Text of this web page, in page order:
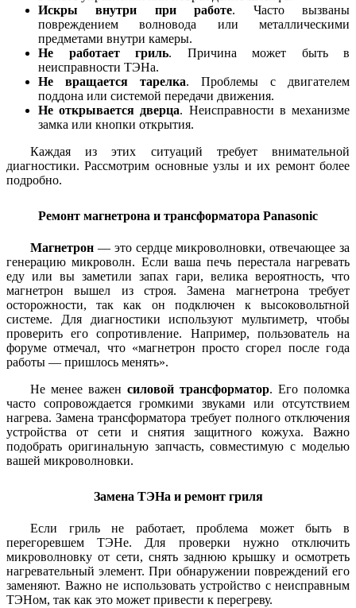
Искры внутри при работе. Часто вызваны
повреждением волновода или металлическими
предметами внутри камеры.
Не работает гриль. Причина может быть в
неисправности ТЭНа.
Не вращается тарелка. Проблемы с двигателем
поддона или системой передачи движения.
Не открывается дверца. Неисправности в механизме
замка или кнопки открытия.
Каждая из этих ситуаций требует внимательной
диагностики. Рассмотрим основные узлы и их ремонт более
подробно.
Ремонт магнетрона и трансформатора Panasonic
Магнетрон — это сердце микроволновки, отвечающее за
генерацию микроволн. Если ваша печь перестала нагревать
еду или вы заметили запах гари, велика вероятность, что
магнетрон вышел из строя. Замена магнетрона требует
осторожности, так как он подключен к высоковольтной
системе. Для диагностики используют мультиметр, чтобы
проверить его сопротивление. Например, пользователь на
форуме отмечал, что «магнетрон просто сгорел после года
работы — пришлось менять».
Не менее важен силовой трансформатор. Его поломка
часто сопровождается громкими звуками или отсутствием
нагрева. Замена трансформатора требует полного отключения
устройства от сети и снятия защитного кожуха. Важно
подобрать оригинальную запчасть, совместимую с моделью
вашей микроволновки.
Замена ТЭНа и ремонт гриля
Если гриль не работает, проблема может быть в
перегоревшем ТЭНе. Для проверки нужно отключить
микроволновку от сети, снять заднюю крышку и осмотреть
нагревательный элемент. При обнаружении повреждений его
заменяют. Важно не использовать устройство с неисправным
ТЭНом, так как это может привести к перегреву.